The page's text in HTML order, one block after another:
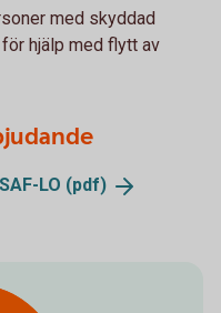
med skyddad
hjälp med flytt av
LO (pdf)